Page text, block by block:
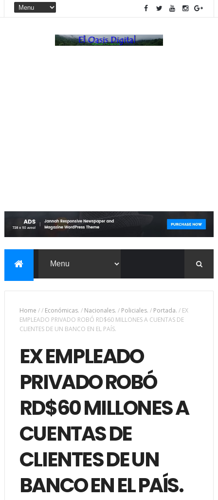
Home // Económicas. / Nacionales. / Policiales. / Portada. / EX
EMPLEADO PRIVADO ROBÓ RD$60 MILLONES A CUENTAS DE
CLIENTES DE UN BANCO EN EL PAÍS.
EX EMPLEADO
PRIVADO ROBÓ
RD$60 MILLONES A
CUENTAS DE
CLIENTES DE UN
BANCO EN EL PAÍS.